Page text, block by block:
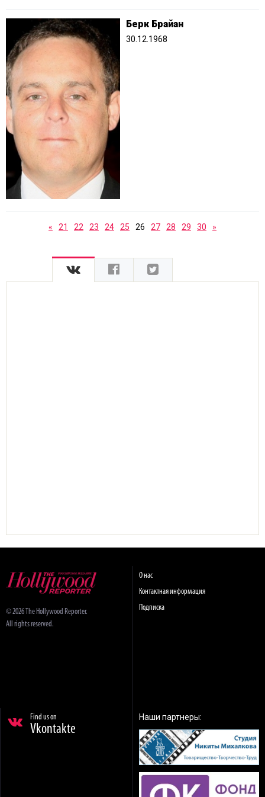
Берк Брайан
30.12.1968
« 21 22 23 24 25 26 27 28 29 30 »
© 2026 The Hollywood Reporter.
All rights reserved.
О нас
Контактная информация
Подписка
Find us on
Vkontakte
Наши партнеры: